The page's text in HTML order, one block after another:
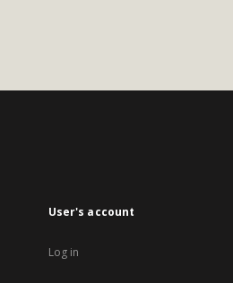
User's account
Log in